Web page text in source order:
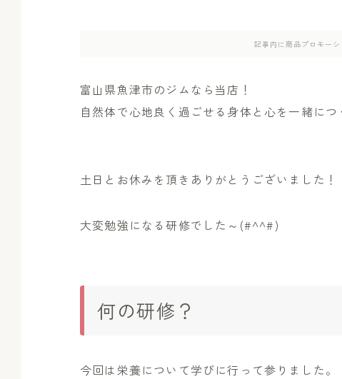
記事内に商品プロモー
富山県魚津市のジムなら当店！
自然体で心地良く過ごせる身体と心を一緒につ
土日とお休みを頂きありがとうございました！
大変勉強になる研修でした～(#^^#)
何の研修？
今回は栄養について学びに行って参りました。